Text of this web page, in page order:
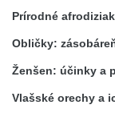
Prírodné
Obličky:
Ženšen: účinky a
Vlašské orechy a